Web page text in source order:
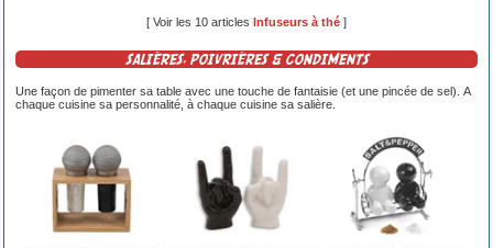
[ Voir les 10 articles Infuseurs à thé ]
SALIÈRES, POIVRIÈRES & CONDIMENTS
Une façon de pimenter sa table avec une touche de fantaisie (et une pincée de sel). A
chaque cuisine sa personnalité, à chaque cuisine sa salière.